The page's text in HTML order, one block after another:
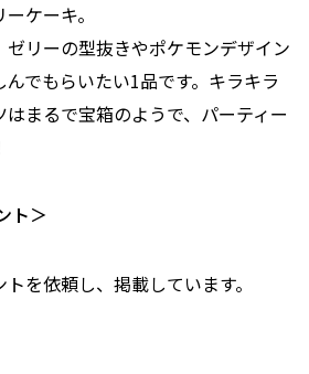
ケーキ。
リーの型抜きやポケモンデザイン
でもらいたい1品です。キラキラ
まるで宝箱のようで、パーティー
ト＞
を依頼し、掲載しています。